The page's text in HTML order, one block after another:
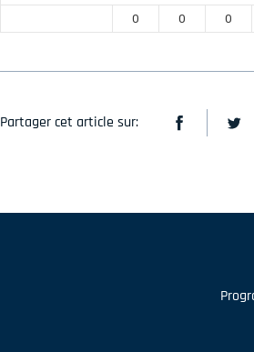
0 0 0
Partager cet article sur: